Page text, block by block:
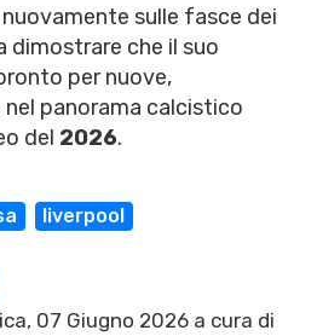
sulle fasce dei
dimostrare che il suo
per nuove,
panorama calcistico
del 2026.
liverpool
07 Giugno 2026 a cura di